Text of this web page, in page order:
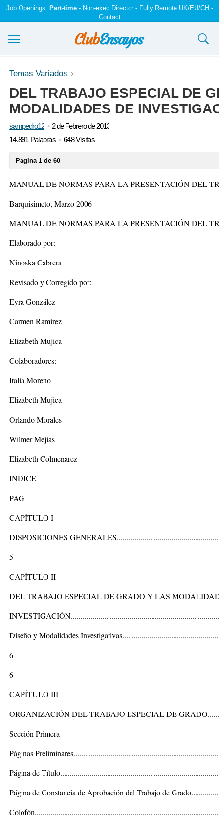
Job Openings: Part-time- Non-exec Director- Fully Remote UK/EU/CH -
Contact
Ensayos y trabajos
Registrarse
Iniciar sesión
Temas Variados
DEL TRABAJO ESPECIAL DE
MODALIDADES DE
sampedro12
2 de Febrero de 2013
14.891 Palabras
648 Visitas
Página 1 de 60
MANUAL DE NORMAS PARA LA PRESENTACIÓN DEL
Barquisimeto, Marzo 2006
MANUAL DE NORMAS PARA LA PRESENTACIÓN DEL
Elaborado por:
Ninoska Cabrera
Revisado y Corregido por:
Eyra González
Carmen Ramírez
Elizabeth Mujica
Colaboradores:
Italia Moreno
Elizabeth Mujica
Orlando Morales
Wilmer Mejias
Elizabeth Colmenarez
INDICE
PAG
CAPÍTULO I
DISPOSICIONES
5
CAPÍTULO II
DEL TRABAJO ESPECIAL DE GRADO Y LAS
Diseño y Modalidades
6
6
CAPÍTULO III
ORGANIZACIÓN DEL TRABAJO ESPECIAL DE
Sección Primera
Páginas
Página de
Página de Constancia de Aprobación del Trabajo de